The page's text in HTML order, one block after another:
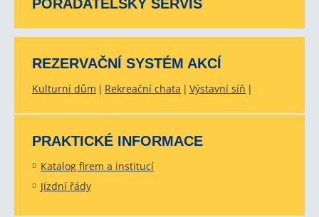
POŘADATELSKÝ SERVIS
REZERVAČNÍ SYSTÉM AKCÍ
Kulturní dům Rekreační chata Výstavní síň
PRAKTICKÉ INFORMACE
Katalog firem a institucí
Jízdní řády